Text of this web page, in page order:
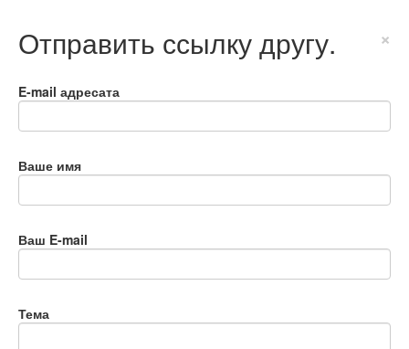
Отправить ссылку другу. ×
E-mail адресата
Ваше имя
Ваш E-mail
Тема